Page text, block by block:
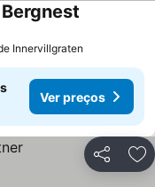
Innervillgraten
Ver preços
Partilhar